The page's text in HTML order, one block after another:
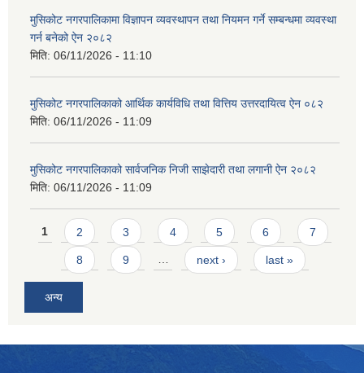
मुसिकोट नगरपालिकामा विज्ञापन व्यवस्थापन तथा नियमन गर्ने सम्बन्धमा व्यवस्था
गर्न बनेको ऐन २०८२
मिति: 06/11/2026 - 11:10
मुसिकोट नगरपालिकाको आर्थिक कार्यविधि तथा वित्तिय उत्तरदायित्व ऐन ०८२
मिति: 06/11/2026 - 11:09
मुसिकोट नगरपालिकाको सार्वजनिक निजी साझेदारी तथा लगानी ऐन २०८२
मिति: 06/11/2026 - 11:09
Pages
1 2 3 4 5 6 7
8 9 … next › last »
अन्य